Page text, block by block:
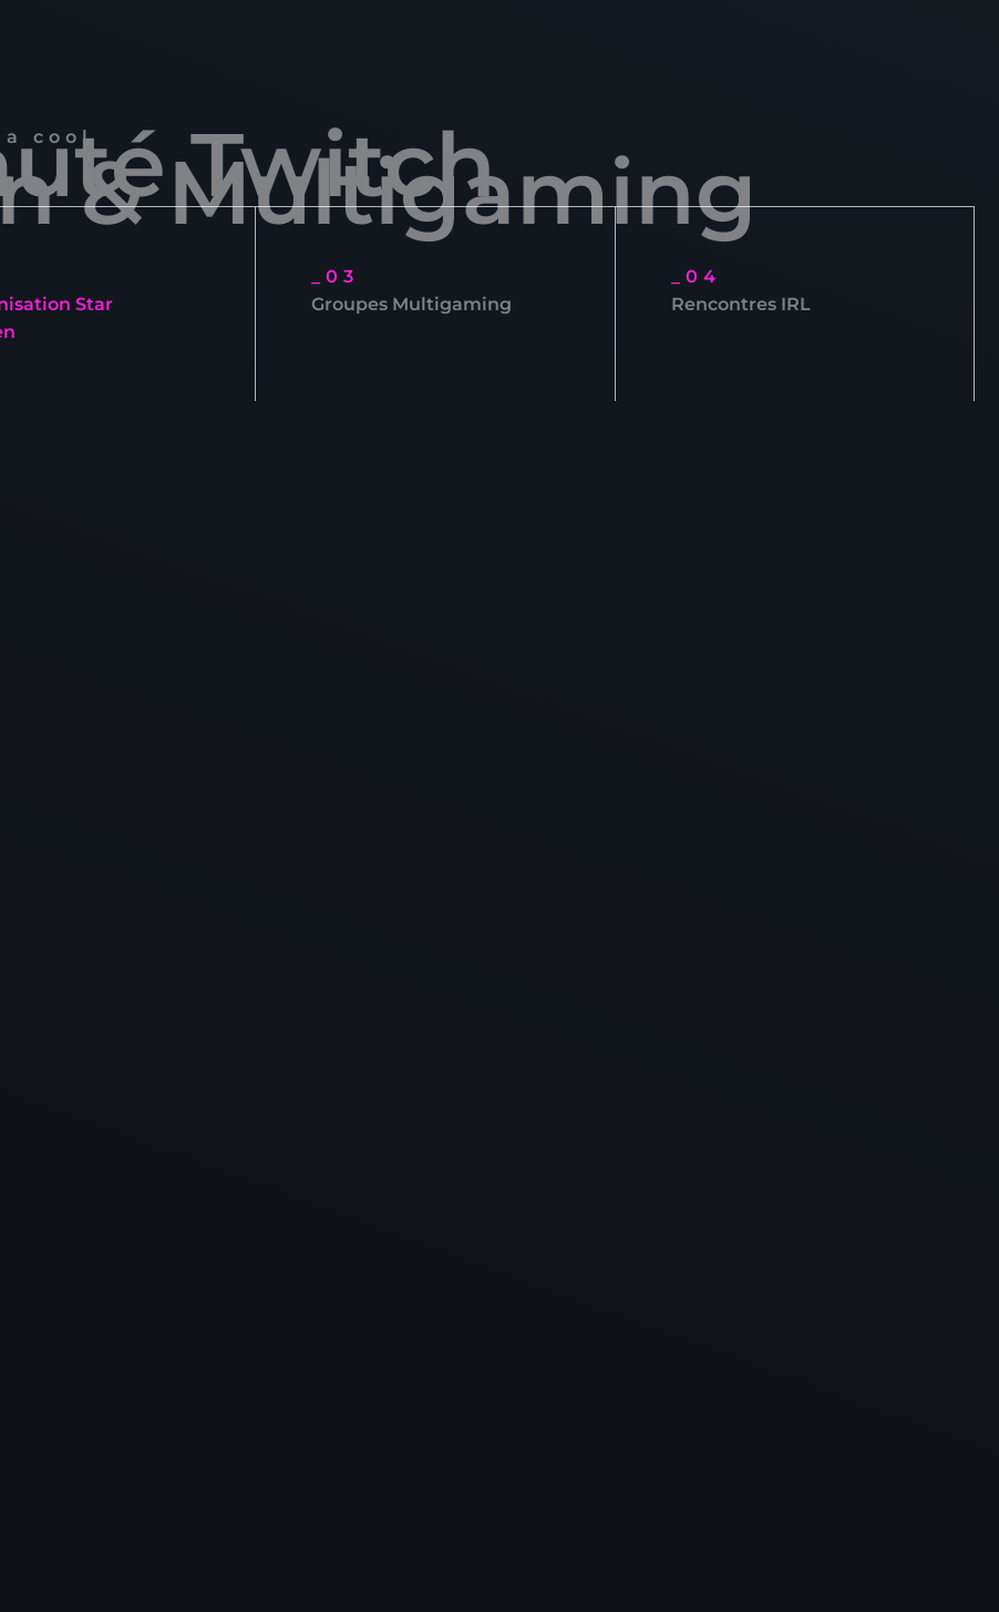
a cool Twitch
& Multigaming
Star
_03
Groupes Multigaming
_04
Rencontres IRL